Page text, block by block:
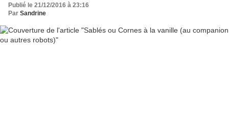
Publié le 21/12/2016 à 23:16
Par Sandrine